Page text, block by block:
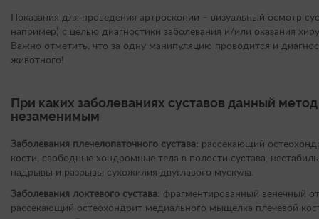
Показания для проведения артроскопии – визуальный осмотр
например) с целью диагностики заболевания и/или оказания
Важно отметить, что за одну манипуляцию проводится и
животного!
При каких заболеваниях суставов данный
незаменимым
Заболевания плечелопаточного сустава: рассекающий
кости, свободные хондромные тела в полости сустава,
надрывы и разрывы сухожилия двуглавого мускула.
Заболевания локтевого сустава: фрагментированный венечный
рассекающий остеохондрит медиального мыщелка плечевой